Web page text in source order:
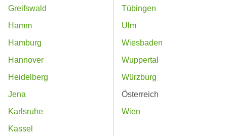
Greifswald
Hamm
Hamburg
Hannover
Heidelberg
Jena
Karlsruhe
Kassel
Tübingen
Ulm
Wiesbaden
Wuppertal
Würzburg
Österreich
Wien